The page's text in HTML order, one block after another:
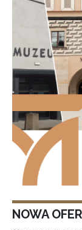
NOWA